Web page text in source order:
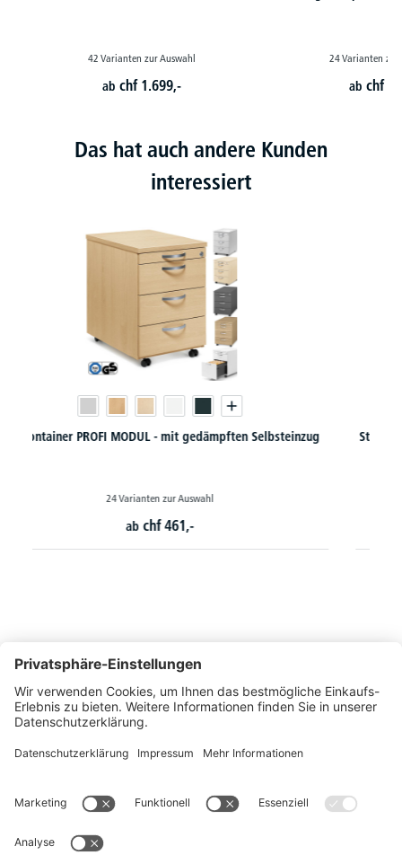
42 Varianten zur Auswahl
abchf 1.699,-
24 Varianten zur
abchf
Das hat auch andere Kunden
interessiert
Standcontainer PROFI MODUL - mit gedämpftem Selbsteinzug
18 Varianten zur Auswahl
abchf
Montags bis Freitags von 08:30 - 17:00 Uhr
+41 44 240 / 11 55
+41 44 240 / 11 57
info@office-trade.ch